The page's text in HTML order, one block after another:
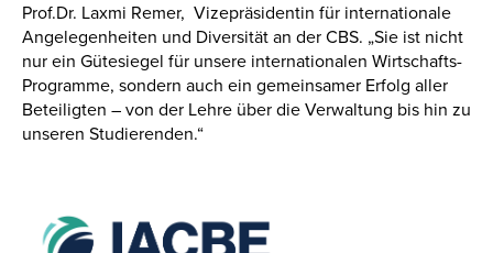
Prof.Dr. Laxmi Remer, Vizepräsidentin für internationale
Angelegenheiten und Diversität an der CBS. „Sie ist nicht
nur ein Gütesiegel für unsere internationalen Wirtschafts-
Programme, sondern auch ein gemeinsamer Erfolg aller
Beteiligten – von der Lehre über die Verwaltung bis hin zu
unseren Studierenden.“